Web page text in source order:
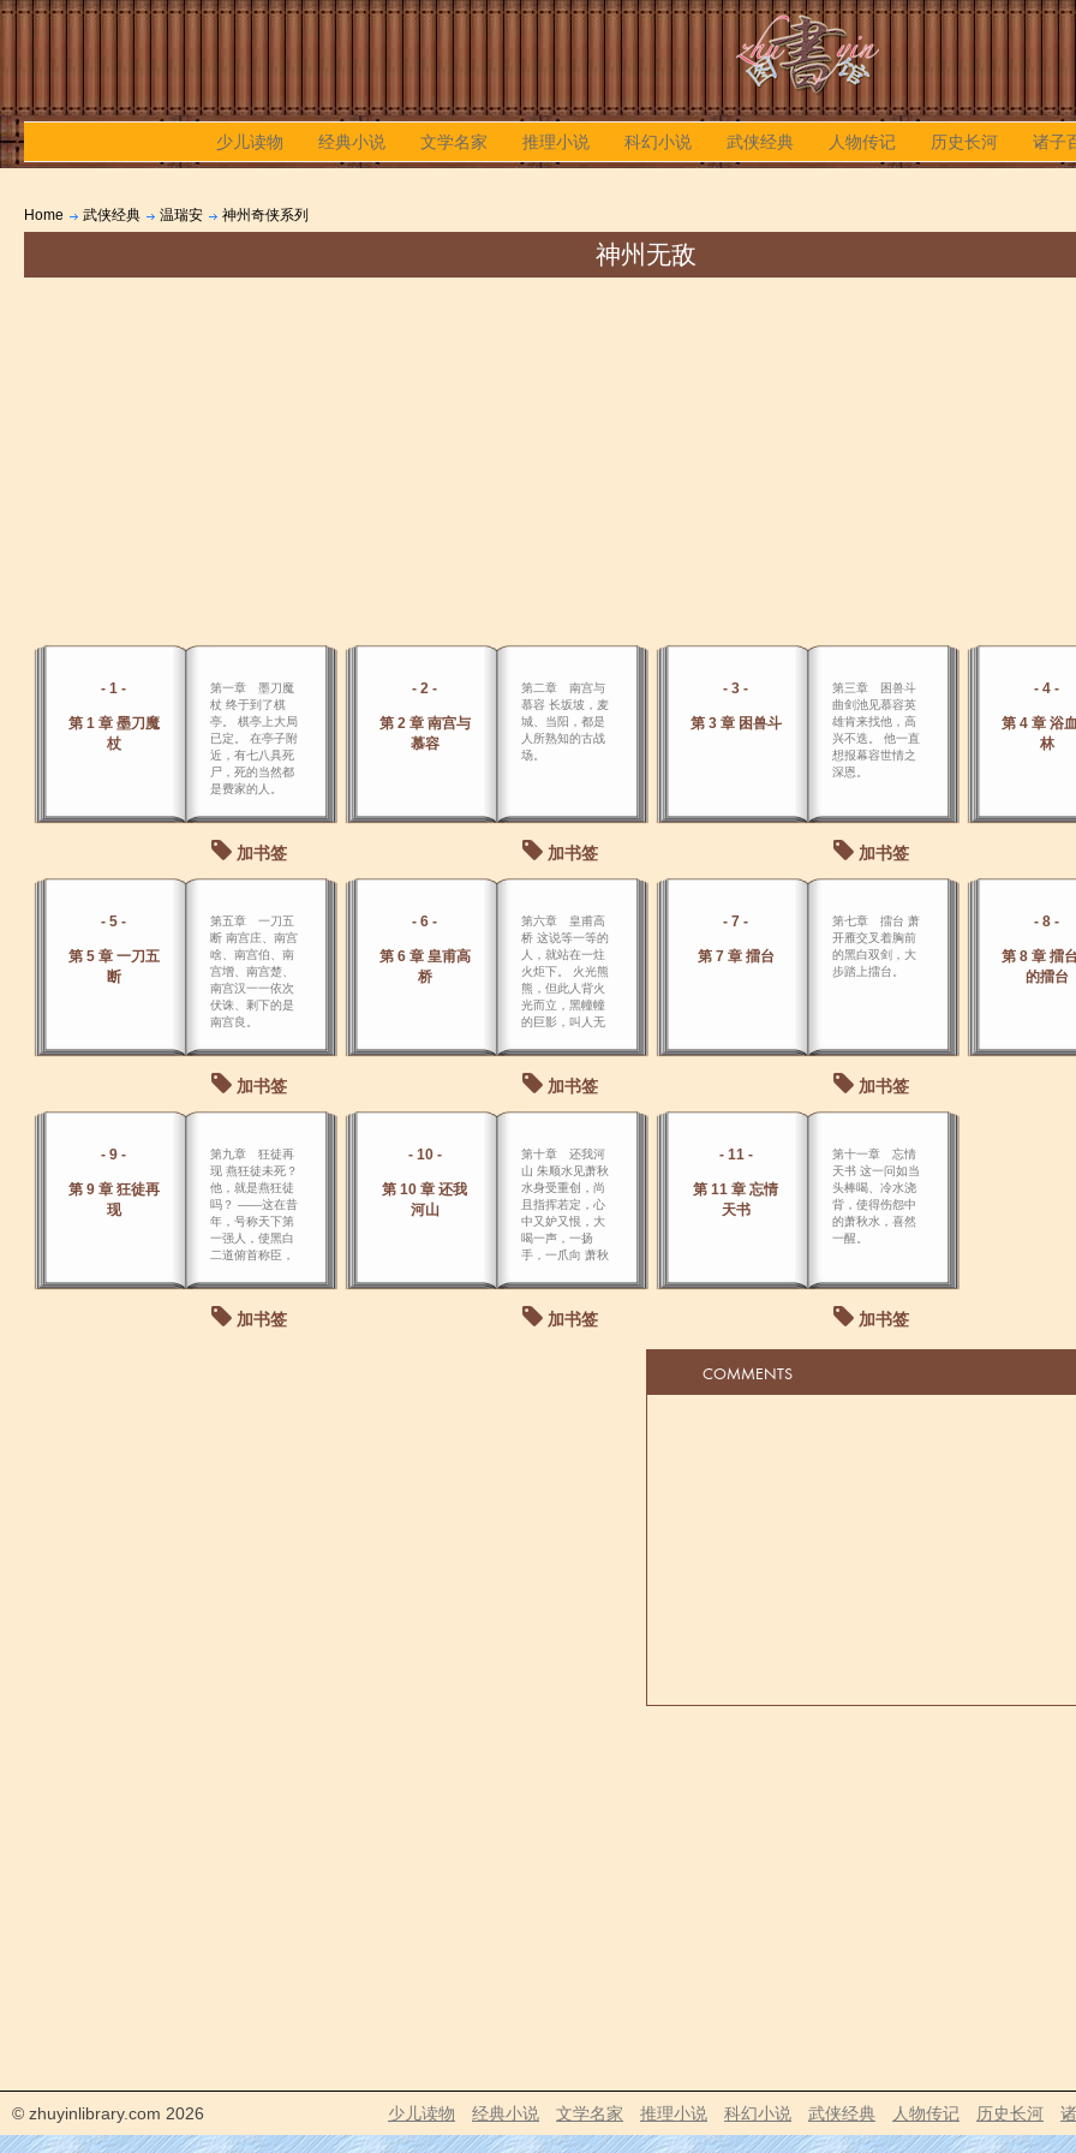
少儿读物 经典小说 文学名家 推理小说 科幻小说 武侠经典 人物传记 历史长河 诸子
Home 武侠经典 温瑞安 神州奇侠系列
神州无敌
- 1 -
第 1 章 墨刀魔
杖
第一章 墨刀魔
杖 终于到了棋
亭。 棋亭上大局
已定。 在亭子附
近，有七八具死
尸，死的当然都
是费家的人。
加书签
- 2 -
第 2 章 南宫与
慕容
第二章 南宫与
慕容 长坂坡，麦
城、当阳，都是
人所熟知的古战
场。
加书签
- 3 -
第 3 章 困兽斗
第三章 困兽斗
曲剑池见慕容英
雄肯来找他，高
兴不迭。 他一直
想报幕容世情之
深恩。
加书签
- 4 -
第 4 章 浴
林
- 5 -
第 5 章 一刀五
断
第五章 一刀五
断 南宫庄、南宫
啥、南宫伯、南
宫增、南宫楚、
南宫汉一一依次
伏诛、剩下的是
南宫良。
加书签
- 6 -
第 6 章 皇甫高
桥
第六章 皇甫高
桥 这说等一等的
人，就站在一炷
火炬下。 火光熊
熊，但此人背火
光而立，黑幢幢
的巨影，叫人无
感，只有火光中
不明确的轮廓，
看不清脸目。
加书签
- 7 -
第 7 章 擂台
第七章 擂台 萧
开雁交叉着胸前
的黑白双剑，大
步踏上擂台。
加书签
- 8 -
第 8 章 擂
的擂台
- 9 -
第 9 章 狂徒再
现
第九章 狂徒再
现 燕狂徒未死？
他，就是燕狂徒
吗？ ――这在昔
年，号称天下第
一强人，使黑白
二道俯首称臣，
号令七海， 始创
权力帮，缔造长
江、黄河水道分
加书签
- 10 -
第 10 章 还我
河山
第十章 还我河
山 朱顺水见萧秋
水身受重创，尚
且指挥若定，心
中又妒又恨，大
喝一声，一扬
手，一爪向 萧秋
加书签
- 11 -
第 11 章 忘情
天书
第十一章 忘情
天书 这一问如当
头棒喝、冷水浇
背，使得伤怨中
的萧秋水，喜然
一醒。
加书签
COMMENTS
少儿读物 经典小说 文学名家 推理小说 科幻小说 武侠经典 人物传记 历史长河
© zhuyinlibrary.com 2026